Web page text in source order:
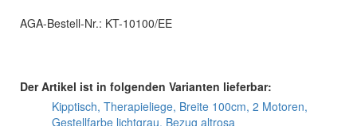
AGA-Bestell-Nr.: KT-10100/EE
Der Artikel ist in folgenden Varianten lieferbar:
Kipptisch, Therapieliege, Breite 100cm, 2 Motoren,
Gestellfarbe lichtgrau, Bezug altrosa